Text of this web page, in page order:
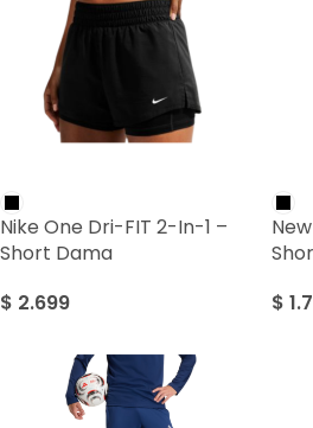
Nike One Dri-FIT 2-In-1 –
Short Dama
$ 2.699
$